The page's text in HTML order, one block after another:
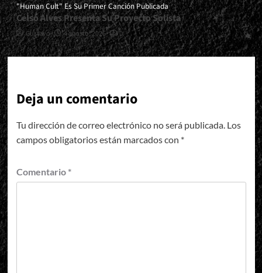
"Human Cult" Es Su Primer Canción Publicada
Celso Alves Presenta Su Proyecto Solista
Gustavo 4 agosto, 2026 0
Deja un comentario
Tu dirección de correo electrónico no será publicada. Los
campos obligatorios están marcados con *
Comentario *